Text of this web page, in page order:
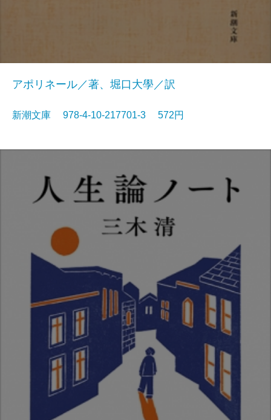
アポリネール／著、堀口大學／訳
新潮文庫 978-4-10-217701-3 572円